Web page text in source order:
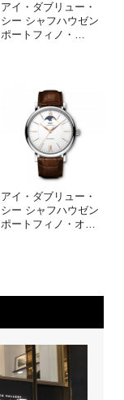
アイ・ダブリュー・
シー シャフハウゼン
ポートフィノ・ …
アイ・ダブリュー・
シー シャフハウゼン
ポートフィノ・オ